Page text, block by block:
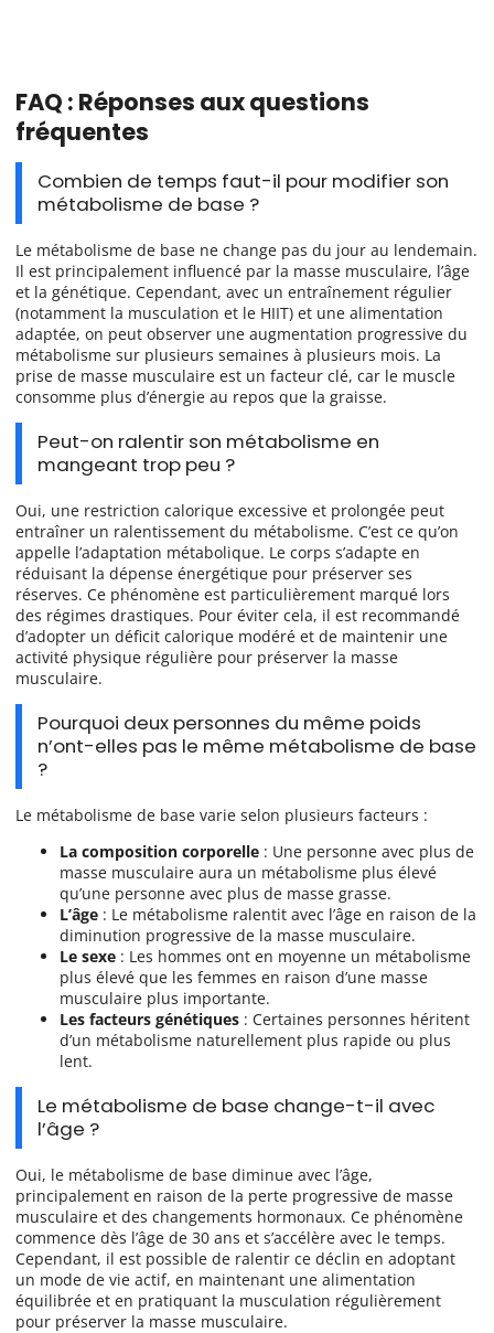
FAQ : Réponses aux questions
fréquentes
Combien de temps faut-il pour modifier son
métabolisme de base ?
Le métabolisme de base ne change pas du jour au lendemain.
Il est principalement influencé par la masse musculaire, l’âge
et la génétique. Cependant, avec un entraînement régulier
(notamment la musculation et le HIIT) et une alimentation
adaptée, on peut observer une augmentation progressive du
métabolisme sur plusieurs semaines à plusieurs mois. La
prise de masse musculaire est un facteur clé, car le muscle
consomme plus d’énergie au repos que la graisse.
Peut-on ralentir son métabolisme en
mangeant trop peu ?
Oui, une restriction calorique excessive et prolongée peut
entraîner un ralentissement du métabolisme. C’est ce qu’on
appelle l’adaptation métabolique. Le corps s’adapte en
réduisant la dépense énergétique pour préserver ses
réserves. Ce phénomène est particulièrement marqué lors
des régimes drastiques. Pour éviter cela, il est recommandé
d’adopter un déficit calorique modéré et de maintenir une
activité physique régulière pour préserver la masse
musculaire.
Pourquoi deux personnes du même poids
n’ont-elles pas le même métabolisme de base
?
Le métabolisme de base varie selon plusieurs facteurs :
La composition corporelle : Une personne avec plus de
masse musculaire aura un métabolisme plus élevé
qu’une personne avec plus de masse grasse.
L’âge : Le métabolisme ralentit avec l’âge en raison de la
diminution progressive de la masse musculaire.
Le sexe : Les hommes ont en moyenne un métabolisme
plus élevé que les femmes en raison d’une masse
musculaire plus importante.
Les facteurs génétiques : Certaines personnes héritent
d’un métabolisme naturellement plus rapide ou plus
lent.
Le métabolisme de base change-t-il avec
l’âge ?
Oui, le métabolisme de base diminue avec l’âge,
principalement en raison de la perte progressive de masse
musculaire et des changements hormonaux. Ce phénomène
commence dès l’âge de 30 ans et s’accélère avec le temps.
Cependant, il est possible de ralentir ce déclin en adoptant
un mode de vie actif, en maintenant une alimentation
équilibrée et en pratiquant la musculation régulièrement
pour préserver la masse musculaire.